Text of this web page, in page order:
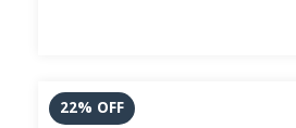
22% OFF